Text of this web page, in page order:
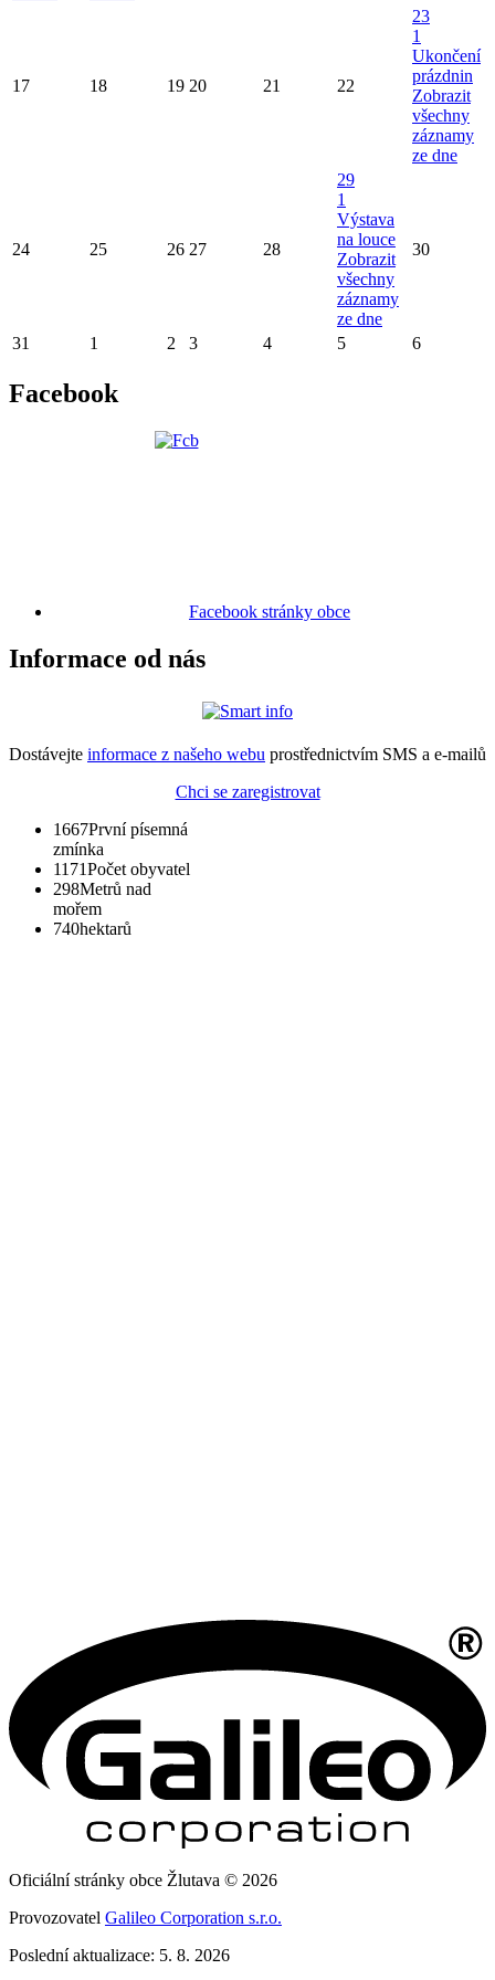
17 18 19 20 21 22
23
1
Ukončení
prázdnin
Zobrazit
všechny
záznamy
ze dne
24 25 26 27 28
29
1
Výstava
na louce
Zobrazit
všechny
záznamy
ze dne
30
31 1 2 3 4 5 6
Facebook
Facebook stránky obce
Informace od nás
Dostávejte informace z našeho webu prostřednictvím SMS a e-mailů
Chci se zaregistrovat
1667První písemná
zmínka
1171Počet obyvatel
298Metrů nad
mořem
740hektarů
Oficiální stránky obce Žlutava © 2026
Provozovatel Galileo Corporation s.r.o.
Poslední aktualizace: 5. 8. 2026